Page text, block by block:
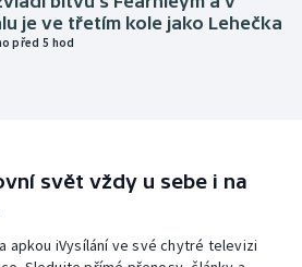
je ve třetím kole jako Lehečka
před 5 hod
svět vždy u sebe i na
apkou iVysílání ve své chytré televizi